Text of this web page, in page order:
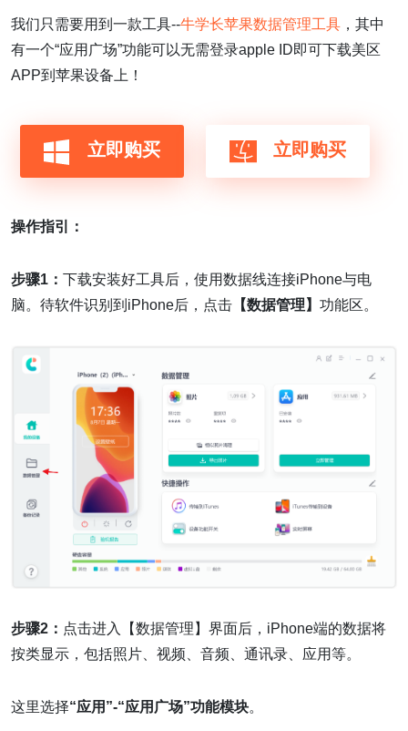
我们只需要用到一款工具--牛学长苹果数据管理工具 ，其中
有一个“应用广场”功能可以无需登录apple ID即可下载美区
APP到苹果设备上！
立即购买 立即购买
操作指引：
步骤1： 下载安装好工具后，使用数据线连接iPhone与电
脑。待软件识别到iPhone后，点击 【数据管理】 功能区。
步骤2： 点击进入【数据管理】界面后，iPhone端的数据将
按类显示，包括照片、视频、音频、通讯录、应用等。
这里选择“应用”-“应用广场”功能模块。